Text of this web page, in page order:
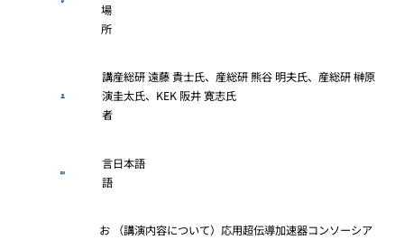
場
所
講
演
者
産総研 遠藤 貴士氏、産総研 熊谷 明夫氏、産総研 榊原
圭太氏、KEK 阪井 寛志氏
言
語
日本語
お
（講演内容について）応用超伝導加速器コンソーシア